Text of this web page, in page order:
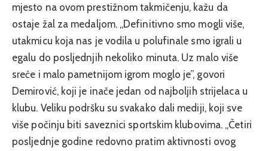
mjesto na ovom prestižnom takmičenju, kažu da
ostaje žal za medaljom. „Definitivno smo mogli više,
utakmicu koja nas je vodila u polufinale smo igrali u
egalu do posljednjih nekoliko minuta. Uz malo više
sreće i malo pametnijom igrom moglo je”, govori
Demirović, koji je inače jedan od najboljih strijelaca u
klubu. Veliku podršku su svakako dali mediji, koji sve
više počinju biti saveznici sportskim klubovima. „Četiri
posljednje godine redovno pratim aktivnosti ovog